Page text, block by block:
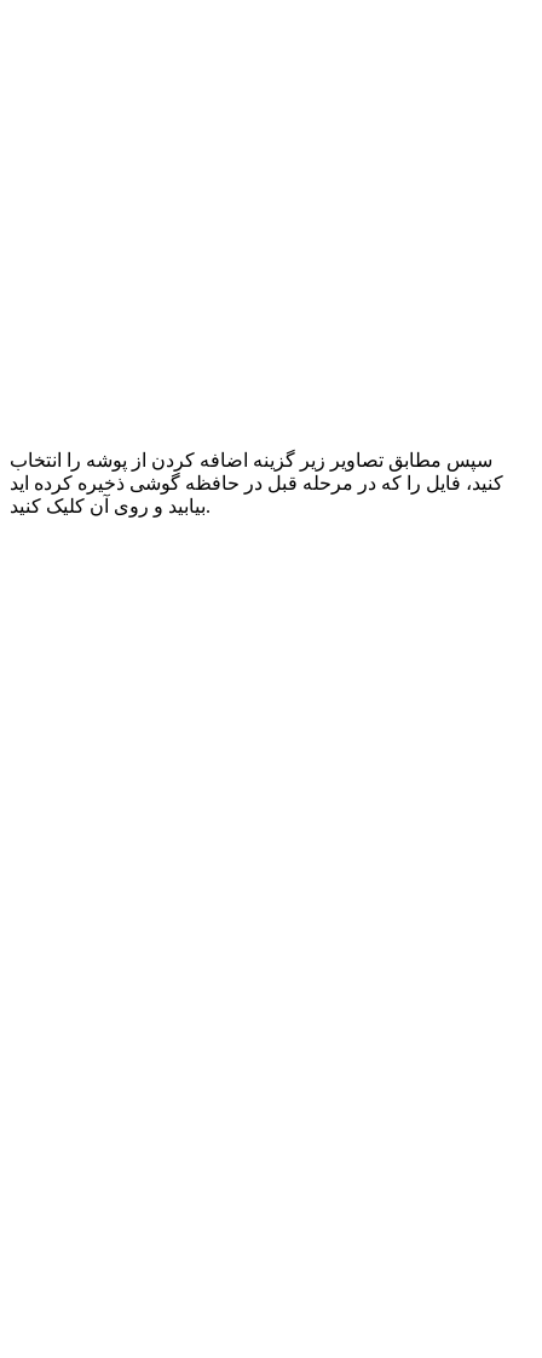
سپس مطابق تصاویر زیر گزینه اضافه کردن از پوشه را انتخاب
کنید، فایل را که در مرحله قبل در حافظه گوشی ذخیره کرده اید
بیابید و روی آن کلیک کنید.